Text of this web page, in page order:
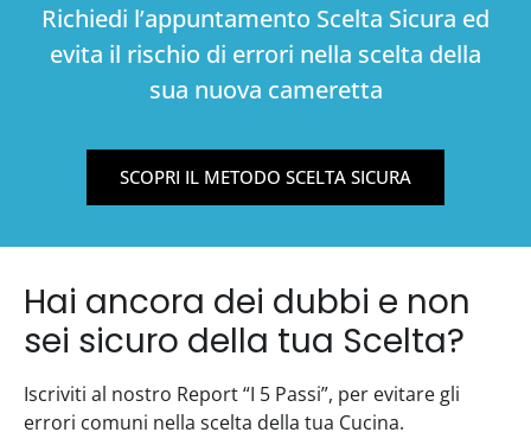
Richiedi l’appuntamento Scelta Sicura ed
evita il rischio di errori nella scelta della
sua nuova cameretta
SCOPRI IL METODO SCELTA SICURA
Hai ancora dei dubbi e non
sei sicuro della tua Scelta?
Iscriviti al nostro Report “I 5 Passi”, per evitare gli
errori comuni nella scelta della tua Cucina.